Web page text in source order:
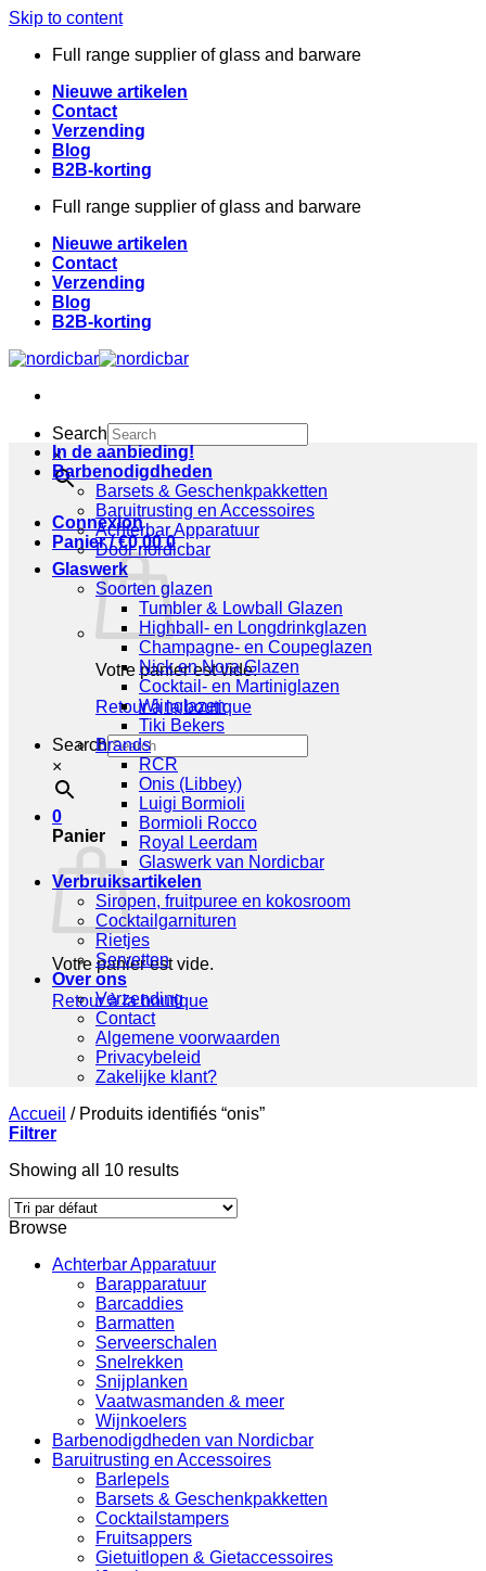
Skip to content
Full range supplier of glass and barware
Nieuwe artikelen
Contact
Verzending
Blog
B2B-korting
Full range supplier of glass and barware
Nieuwe artikelen
Contact
Verzending
Blog
B2B-korting
Search
×
Connexion
Panier /€0,00 0
Votre panier est vide.
Retour à la boutique
Search
×
0
Panier
Votre panier est vide.
Retour à la boutique
In de aanbieding!
Barbenodigdheden
Barsets & Geschenkpakketten
Baruitrusting en Accessoires
Achterbar Apparatuur
Door nordicbar
Glaswerk
Soorten glazen
Tumbler & Lowball Glazen
Highball- en Longdrinkglazen
Champagne- en Coupeglazen
Nick en Nora Glazen
Cocktail- en Martiniglazen
Wijnglazen
Tiki Bekers
Brands
RCR
Onis (Libbey)
Luigi Bormioli
Bormioli Rocco
Royal Leerdam
Glaswerk van Nordicbar
Verbruiksartikelen
Siropen, fruitpuree en kokosroom
Cocktailgarnituren
Rietjes
Servetten
Over ons
Verzending
Contact
Algemene voorwaarden
Privacybeleid
Zakelijke klant?
Accueil /Produits identifiés “onis”
Filtrer
Showing all 10 results
Browse
Achterbar Apparatuur
Barapparatuur
Barcaddies
Barmatten
Serveerschalen
Snelrekken
Snijplanken
Vaatwasmanden & meer
Wijnkoelers
Barbenodigdheden van Nordicbar
Baruitrusting en Accessoires
Barlepels
Barsets & Geschenkpakketten
Cocktailstampers
Fruitsappers
Gietuitlopen & Gietaccessoires